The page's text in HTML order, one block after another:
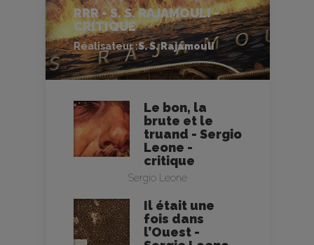
RRR - S. S. RAJAMOULI -
CRITIQUE
Réalisateur :S. S. Rajamouli
Le bon, la
brute et le
truand - Sergio
Leone -
critique
Sergio Leone
Il était une
fois dans
l’Ouest -